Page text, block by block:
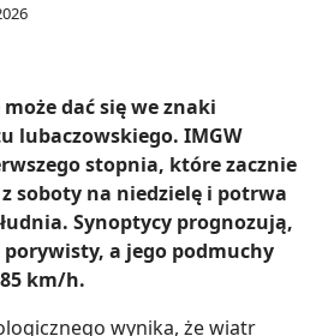
dać się we znaki
lubaczowskiego. IMGW
stopnia, które zacznie
soboty na niedzielę i potrwa
Synoptycy prognozują,
a jego podmuchy
km/h.
wynika, że wiatr